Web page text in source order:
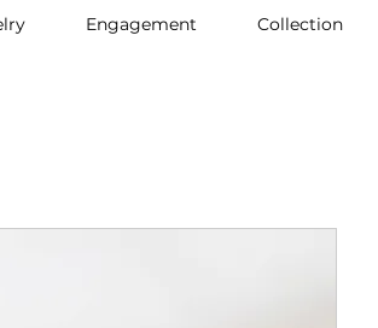
Engagement Collection